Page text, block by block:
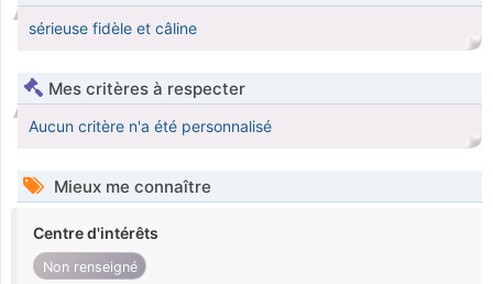
sérieuse fidèle et câline
Mes critères à respecter
Aucun critère n'a été personnalisé
Mieux me connaître
Centre d'intérêts
Non renseigné